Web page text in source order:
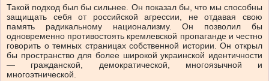
Такой подход был бы сильнее. Он показал бы, что мы способны
защищать себя от российской агрессии, не отдавая свою
память радикальному национализму. Он позволил бы
одновременно противостоять кремлевской пропаганде и честно
говорить о темных страницах собственной истории. Он открыл
бы пространство для более широкой украинской идентичности
— гражданской, демократической, многоязычной и
многоэтнической.